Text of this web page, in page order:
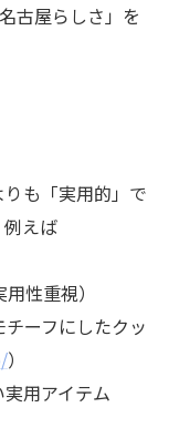
古屋らしさ」を
も「実用的」で
例えば
性重視）
ーフにしたクッ
）
用アイテム